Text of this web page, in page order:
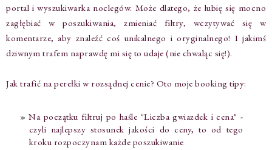
portal i wyszukiwarka noclegów. Może dlatego, że lubię się mocno
zagłębiać w poszukiwania, zmieniać filtry, wczytywać się w
komentarze, aby znaleźć coś unikalnego i oryginalnego! I jakimś
dziwnym trafem naprawdę mi się to udaje (nie chwaląc się!).
Jak trafić na perełki w rozsądnej cenie? Oto moje booking tipy:
Na początku filtruj po haśle "Liczba gwiazdek i cena" -
czyli najlepszy stosunek jakości do ceny, to od tego
kroku rozpoczynam każde poszukiwanie